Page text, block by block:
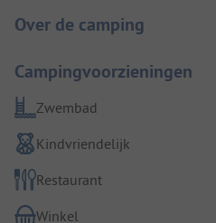
Over de camping
Campingvoorzieningen
Zwembad
Kindvriendelijk
Restaurant
Winkel